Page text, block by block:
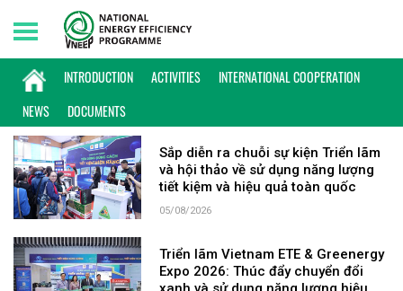
INTRODUCTION ACTIVITIES
INTERNATIONAL COOPERATION
NEWS
DOCUMENTS
Friday, 07/08/2026 | 11:55 GMT+7
KEYWORD: TRIỂN LÃM
Sắp diễn ra chuỗi sự kiện Triển lãm
và hội thảo về sử dụng năng lượng
tiết kiệm và hiệu quả toàn quốc
05/08/2026
Triển lãm Vietnam ETE & Greenergy
Expo 2026: Thúc đẩy chuyển đổi